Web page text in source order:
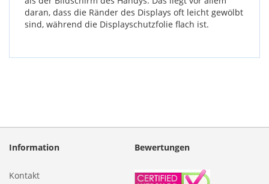
daran, dass die Ränder des Displays oft leicht gewölbt
sind, während die Displayschutzfolie flach ist.
Information
Kontakt
Bewertungen